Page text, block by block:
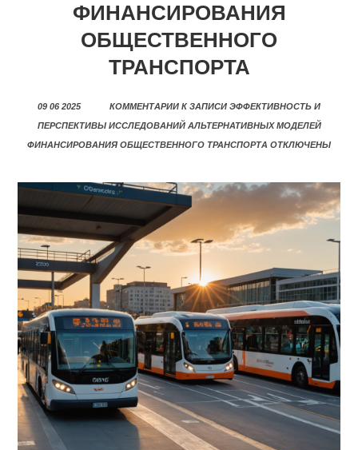
ФИНАНСИРОВАНИЯ
ОБЩЕСТВЕННОГО
ТРАНСПОРТА
09 06 2025 КОММЕНТАРИИ К ЗАПИСИ ЭФФЕКТИВНОСТЬ И
ПЕРСПЕКТИВЫ ИССЛЕДОВАНИЙ АЛЬТЕРНАТИВНЫХ МОДЕЛЕЙ
ФИНАНСИРОВАНИЯ ОБЩЕСТВЕННОГО ТРАНСПОРТА ОТКЛЮЧЕНЫ